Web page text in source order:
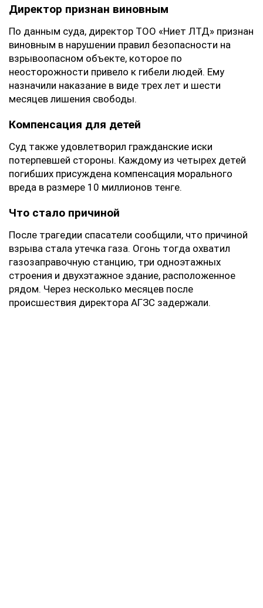
Директор признан виновным
По данным суда, директор ТОО «Ниет ЛТД» признан
виновным в нарушении правил безопасности на
взрывоопасном объекте, которое по
неосторожности привело к гибели людей. Ему
назначили наказание в виде трех лет и шести
месяцев лишения свободы.
Компенсация для детей
Суд также удовлетворил гражданские иски
потерпевшей стороны. Каждому из четырех детей
погибших присуждена компенсация морального
вреда в размере 10 миллионов тенге.
Что стало причиной
После трагедии спасатели сообщили, что причиной
взрыва стала утечка газа. Огонь тогда охватил
газозаправочную станцию, три одноэтажных
строения и двухэтажное здание, расположенное
рядом. Через несколько месяцев после
происшествия директора АГЗС задержали.